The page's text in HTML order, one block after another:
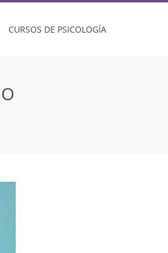
CURSOS DE PSICOLOGÍA